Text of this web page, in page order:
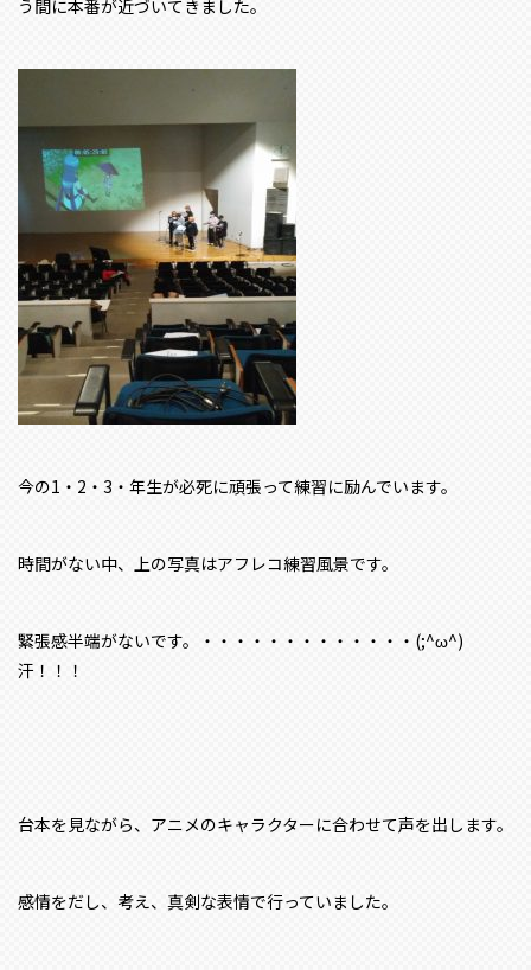
う間に本番が近づいてきました。
今の1・2・3・年生が必死に頑張って練習に励んでいます。
時間がない中、上の写真はアフレコ練習風景です。
緊張感半端がないです。・・・・・・・・・・・・・(;^ω^)
汗！！！
台本を見ながら、アニメのキャラクターに合わせて声を出します。
感情をだし、考え、真剣な表情で行っていました。